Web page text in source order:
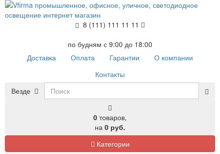
8 (111) 111 11 11
по будням с 9:00 до 18:00
Доставка
Оплата Гарантии
О компании
Контакты
Везде
0 товаров,
на 0 руб.
Категории